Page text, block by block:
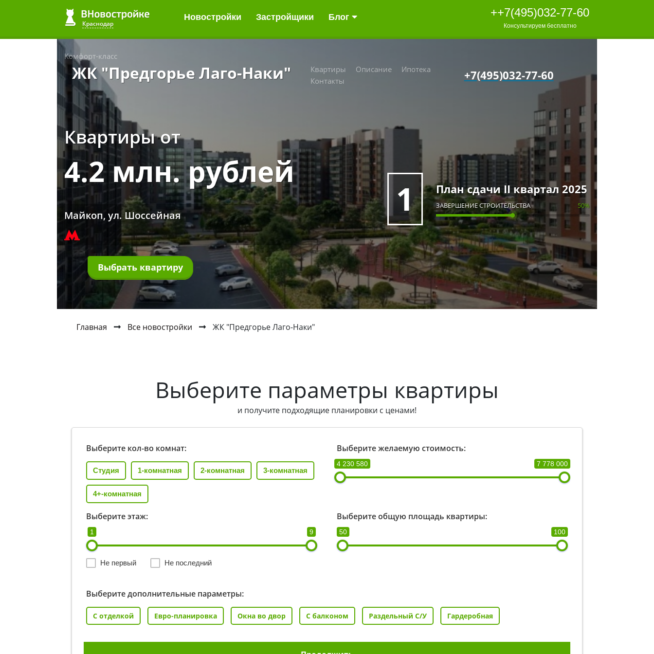
Краснодар
Новостройки Застройщики Блог ++7(495)032-77-60
Консультируем бесплатно
Комфорт-класс
ЖК "Предгорье Лаго-Наки" Квартиры Описание
Ипотека
Контакты
+7(495)032-77-60
Квартиры от
4.2 млн. рублей
Майкоп, ул. Шоссейная
Выбрать квартиру
1 План сдачи II квартал 2025
ЗАВЕРШЕНИЕ СТРОИТЕЛЬСТВА 50%
Главная Все новостройки ЖК "Предгорье Лаго-Наки"
Выберите параметры квартиры
и получите подходящие планировки с ценами!
Выберите кол-во комнат:
Студия 1-комнатная 2-комнатная 3-комнатная
4+-комнатная
Выберите желаемую стоимость:
4 230 580 7 778 000
Выберите этаж:
1 9
Не первый Не последний
Выберите общую площадь квартиры:
50 100
Выберите дополнительные параметры:
С отделкой Евро-планировка Окна во двор С балконом Раздельный С/У Гардеробная